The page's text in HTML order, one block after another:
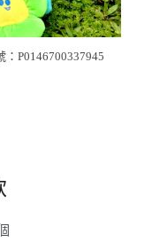
：P0146700337945